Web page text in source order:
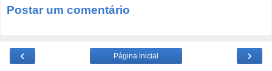
Postar um comentário
‹ ›
Página inicial